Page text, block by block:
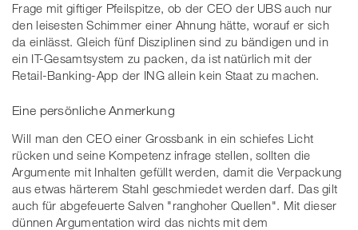
Frage mit giftiger Pfeilspitze, ob der CEO der UBS auch nur
den leisesten Schimmer einer Ahnung hätte, worauf er sich
da einlässt. Gleich fünf Disziplinen sind zu bändigen und in
ein IT-Gesamtsystem zu packen, da ist natürlich mit der
Retail-Banking-App der ING allein kein Staat zu machen.
Eine persönliche Anmerkung
Will man den CEO einer Grossbank in ein schiefes Licht
rücken und seine Kompetenz infrage stellen, sollten die
Argumente mit Inhalten gefüllt werden, damit die Verpackung
aus etwas härterem Stahl geschmiedet werden darf. Das gilt
auch für abgefeuerte Salven "ranghoher Quellen". Mit dieser
dünnen Argumentation wird das nichts mit dem